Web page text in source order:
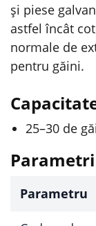
și piese
astfel încât
normale de
pentru găini.
25–30 de
Parametru